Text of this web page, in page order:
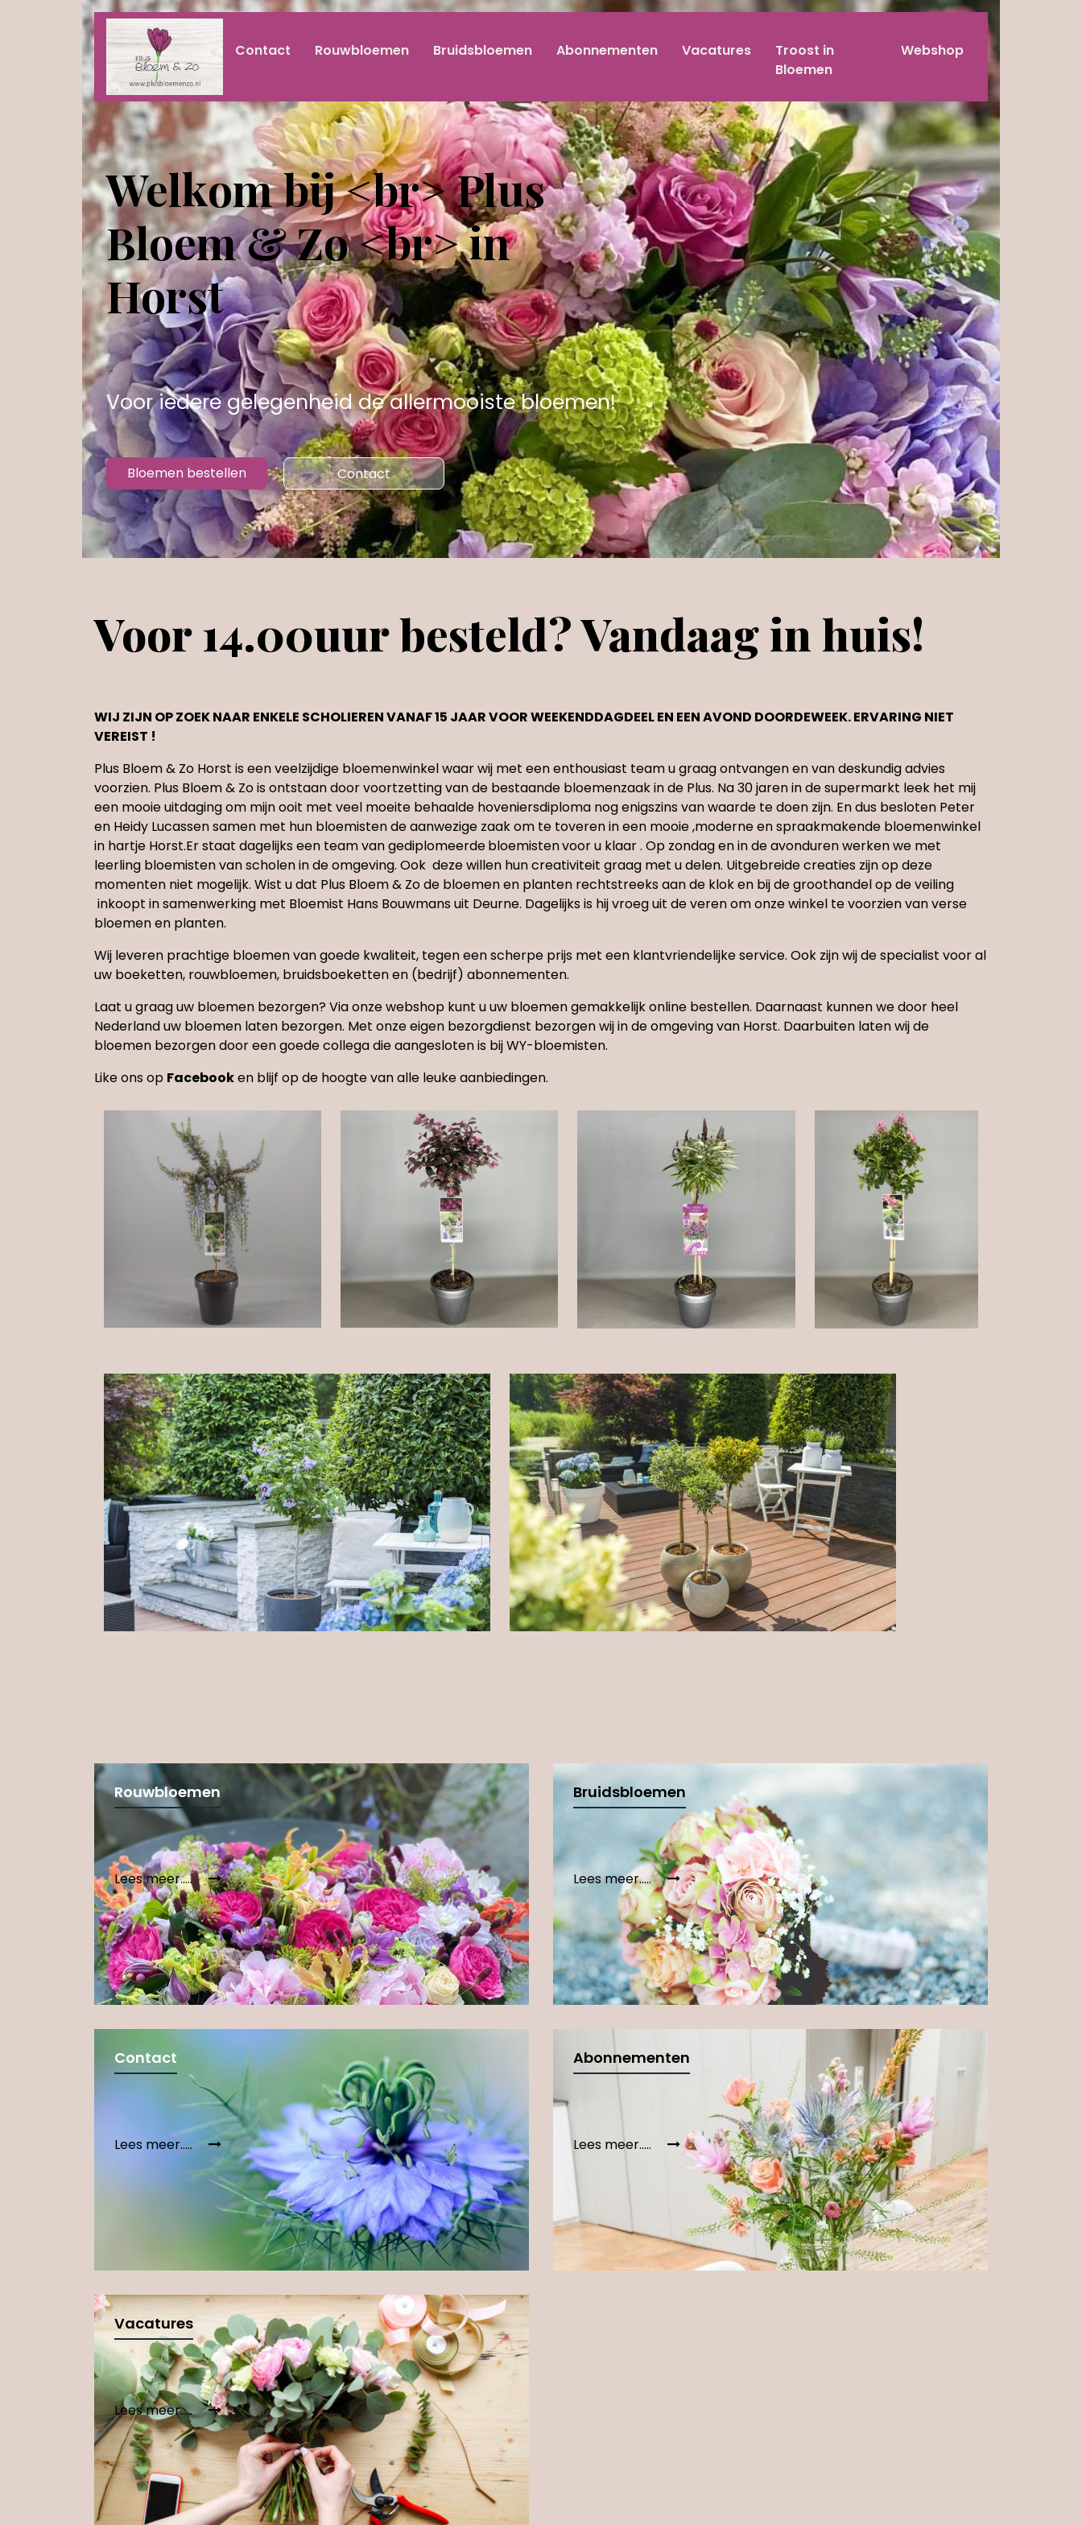
Contact Rouwbloemen Bruidsbloemen Abonnementen Vacatures
Troost in
Bloemen
Webshop
Welkom bij <br> Plus
Bloem & Zo <br> in
Horst
Voor iedere gelegenheid de allermooiste bloemen!
Bloemen bestellen Contact
Voor 14.00uur besteld? Vandaag in huis!
WIJ ZIJN OP ZOEK NAAR ENKELE SCHOLIEREN VANAF 15 JAAR VOOR WEEKENDDAGDEEL EN EEN AVOND DOORDEWEEK. ERVARING NIET
VEREIST !
Plus Bloem & Zo Horst is een veelzijdige bloemenwinkel waar wij met een enthousiast team u graag ontvangen en van deskundig advies
voorzien. Plus Bloem & Zo is ontstaan door voortzetting van de bestaande bloemenzaak in de Plus. Na 30 jaren in de supermarkt leek het mij
een mooie uitdaging om mijn ooit met veel moeite behaalde hoveniersdiploma nog enigszins van waarde te doen zijn. En dus besloten Peter
en Heidy Lucassen samen met hun bloemisten de aanwezige zaak om te toveren in een mooie ,moderne en spraakmakende bloemenwinkel
in hartje Horst.Er staat dagelijks een team van gediplomeerdebloemistenvoor u klaar . Op zondag en in de avonduren werken we met
leerling bloemisten van scholen in de omgeving. Ook deze willen hun creativiteit graag met u delen. Uitgebreide creaties zijn op deze
momenten niet mogelijk. Wist u dat Plus Bloem & Zo de bloemen en planten rechtstreeks aan de klok en bij de groothandel op de veiling
inkoopt in samenwerking met Bloemist Hans Bouwmans uit Deurne. Dagelijks is hij vroeg uit de veren om onze winkel te voorzien van verse
bloemen en planten.
Wij leveren prachtige bloemen van goede kwaliteit, tegen een scherpe prijs met een klantvriendelijke service. Ook zijn wij de specialist voor al
uw boeketten, rouwbloemen, bruidsboeketten en (bedrijf) abonnementen.
Laat u graag uw bloemen bezorgen? Via onze webshop kunt u uw bloemen gemakkelijk online bestellen. Daarnaast kunnen we door heel
Nederland uw bloemen laten bezorgen. Met onze eigen bezorgdienst bezorgen wij in de omgeving van Horst. Daarbuiten laten wij de
bloemen bezorgen door een goede collega die aangesloten is bij WY-bloemisten.
Like ons op Facebooken blijf op de hoogte van alle leuke aanbiedingen.
Rouwbloemen
Lees meer.....
Bruidsbloemen
Lees meer.....
Contact
Lees meer.....
Abonnementen
Lees meer.....
Vacatures
Lees meer.....